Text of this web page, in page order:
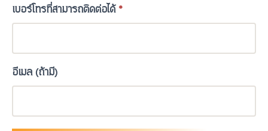
เบอร์โทรที่สามารถติดต่อได้*
อีเมล (ถ้ามี)